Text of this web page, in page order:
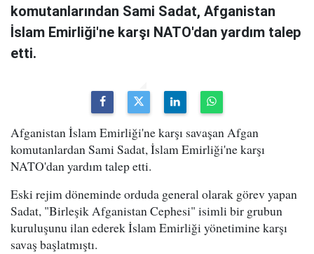
komutanlarından Sami Sadat, Afganistan
İslam Emirliği'ne karşı NATO'dan yardım talep
etti.
Afganistan İslam Emirliği'ne karşı savaşan Afgan
komutanlardan Sami Sadat, İslam Emirliği'ne karşı
NATO'dan yardım talep etti.
Eski rejim döneminde orduda general olarak görev yapan
Sadat, "Birleşik Afganistan Cephesi" isimli bir grubun
kuruluşunu ilan ederek İslam Emirliği yönetimine karşı
savaş başlatmıştı.